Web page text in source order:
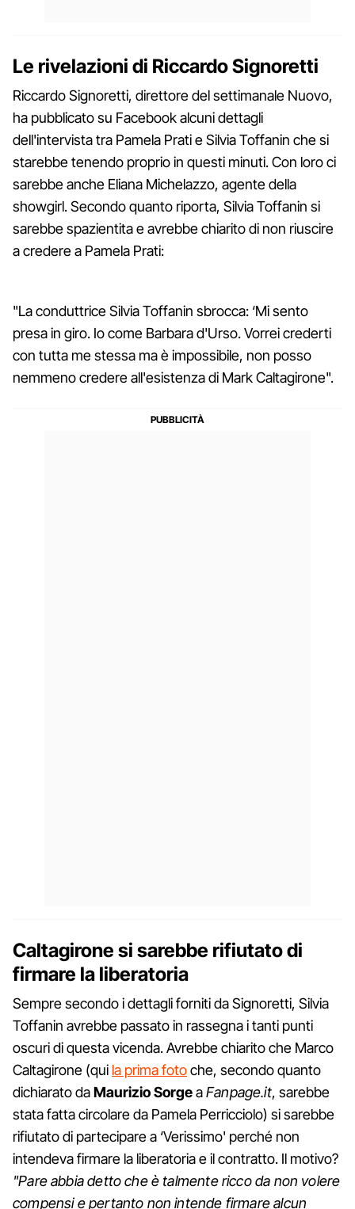
Le rivelazioni di Riccardo Signoretti
Riccardo Signoretti, direttore del settimanale Nuovo,
ha pubblicato su Facebook alcuni dettagli
dell'intervista tra Pamela Prati e Silvia Toffanin che si
starebbe tenendo proprio in questi minuti. Con loro ci
sarebbe anche Eliana Michelazzo, agente della
showgirl. Secondo quanto riporta, Silvia Toffanin si
sarebbe spazientita e avrebbe chiarito di non riuscire
a credere a Pamela Prati:
"La conduttrice Silvia Toffanin sbrocca: ‘Mi sento
presa in giro. Io come Barbara d'Urso. Vorrei crederti
con tutta me stessa ma è impossibile, non posso
nemmeno credere all'esistenza di Mark Caltagirone".
Caltagirone si sarebbe rifiutato di
firmare la liberatoria
Sempre secondo i dettagli forniti da Signoretti, Silvia
Toffanin avrebbe passato in rassegna i tanti punti
oscuri di questa vicenda. Avrebbe chiarito che Marco
Caltagirone (qui la prima fotoche, secondo quanto
dichiarato daMaurizio SorgeaFanpage.it, sarebbe
stata fatta circolare da Pamela Perricciolo) si sarebbe
rifiutato di partecipare a ‘Verissimo' perché non
intendeva firmare la liberatoria e il contratto. Il motivo?
"Pare abbia detto che è talmente ricco da non volere
compensi e pertanto non intende firmare alcun